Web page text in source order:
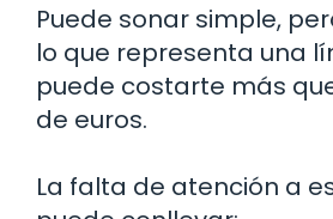
Puede sonar simple,
lo que representa una
puede costarte más
de euros.
La falta de atención a